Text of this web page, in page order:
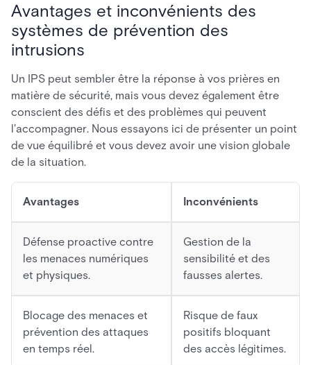
Avantages et inconvénients des
systèmes de prévention des
intrusions
Un IPS peut sembler être la réponse à vos prières en
matière de sécurité, mais vous devez également être
conscient des défis et des problèmes qui peuvent
l'accompagner. Nous essayons ici de présenter un point
de vue équilibré et vous devez avoir une vision globale
de la situation.
Avantages Inconvénients
Défense proactive contre
les menaces numériques
et physiques.
Gestion de la
sensibilité et des
fausses alertes.
Blocage des menaces et
prévention des attaques
en temps réel.
Risque de faux
positifs bloquant
des accès légitimes.